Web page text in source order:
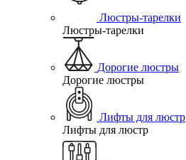
Люстры-тарелки
Люстры-тарелки
Дорогие люстры
Дорогие люстры
Лифты для люстр
Лифты для люстр